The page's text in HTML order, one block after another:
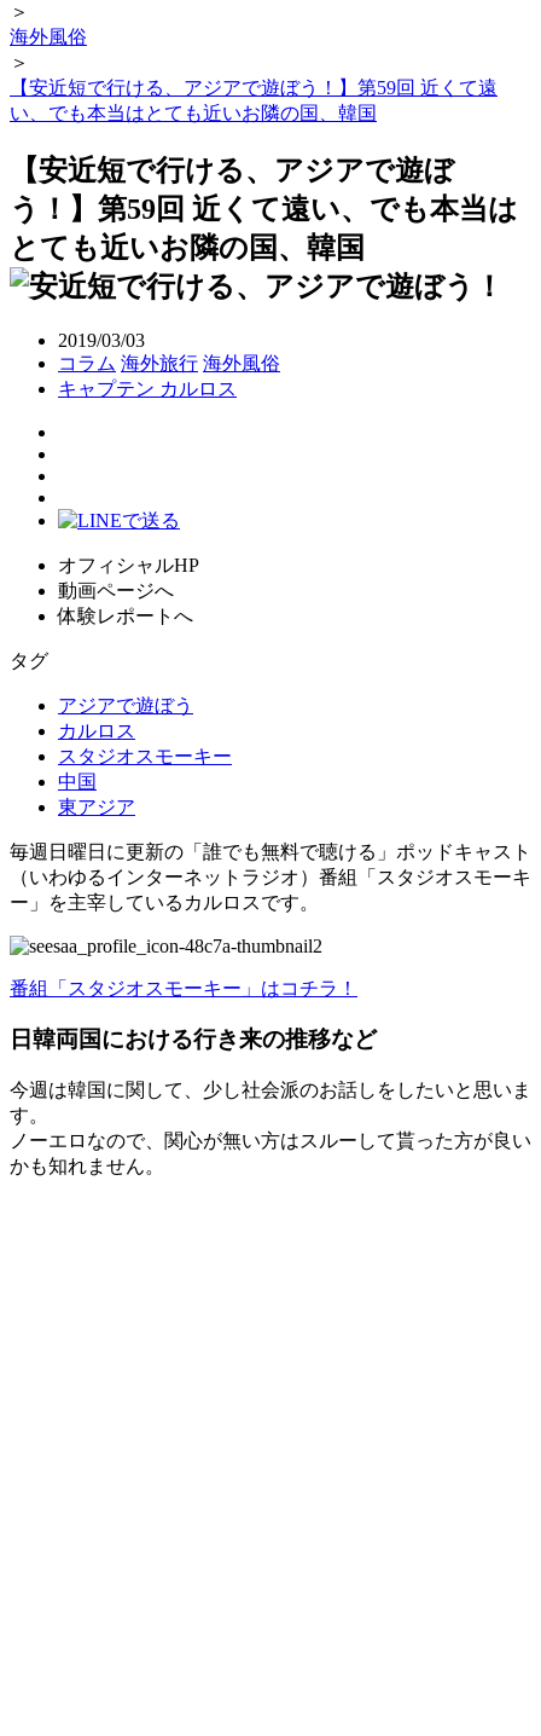
＞
海外風俗
＞
【安近短で行ける、アジアで遊ぼう！】第59回 近くて遠
い、でも本当はとても近いお隣の国、韓国
【安近短で行ける、アジアで遊ぼ
う！】第59回 近くて遠い、でも本当は
とても近いお隣の国、韓国
2019/03/03
コラム 海外旅行 海外風俗
キャプテン カルロス
オフィシャルHP
動画ページへ
体験レポートへ
タグ
アジアで遊ぼう
カルロス
スタジオスモーキー
中国
東アジア
毎週日曜日に更新の「誰でも無料で聴ける」ポッドキャスト
（いわゆるインターネットラジオ）番組「スタジオスモーキ
ー」を主宰しているカルロスです。
番組「スタジオスモーキー」はコチラ！
日韓両国における行き来の推移など
今週は韓国に関して、少し社会派のお話しをしたいと思いま
す。
ノーエロなので、関心が無い方はスルーして貰った方が良い
かも知れません。